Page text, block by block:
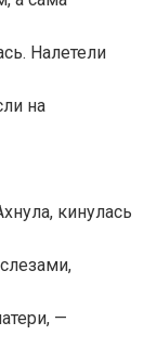
Налетели
на
кинулась
—